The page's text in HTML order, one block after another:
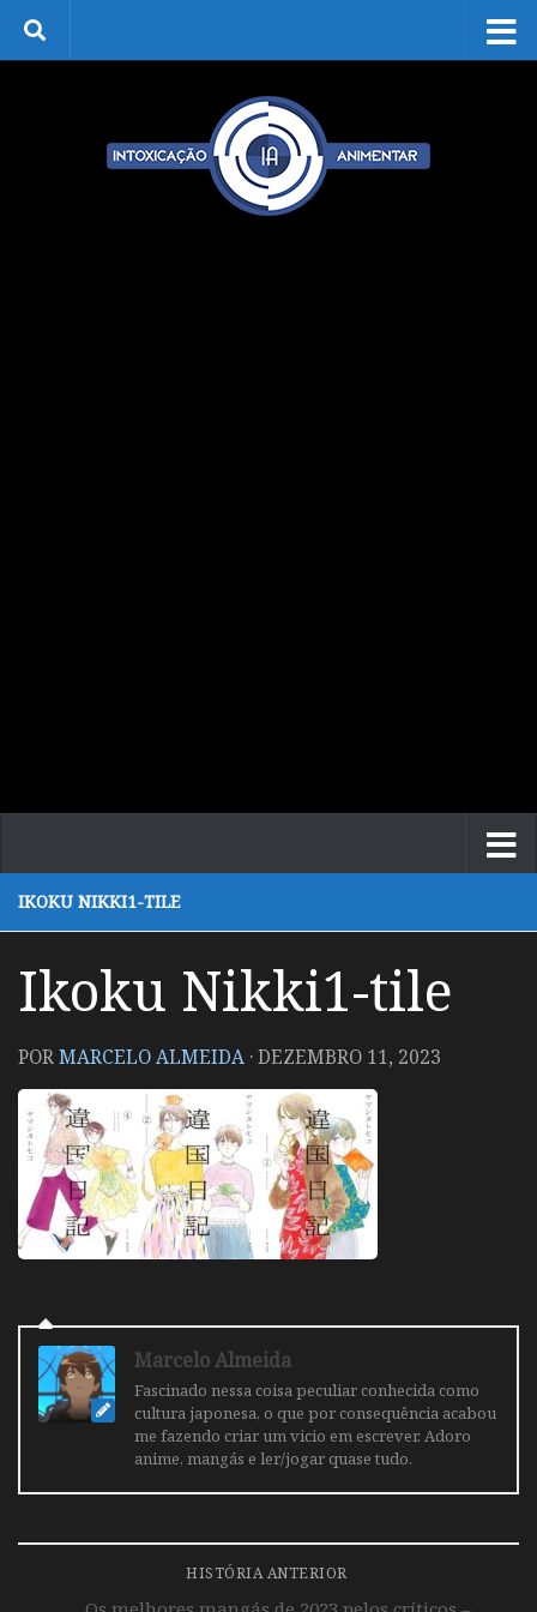
Skip to content
IKOKU NIKKI1-TILE
Ikoku Nikki1-tile
PORMARCELO ALMEIDA ·DEZEMBRO 11, 2023
Marcelo Almeida
Fascinado nessa coisa peculiar conhecida como
cultura japonesa, o que por consequência acabou
me fazendo criar um vicio em escrever. Adoro
anime, mangás e ler/jogar quase tudo.
HISTÓRIA ANTERIOR